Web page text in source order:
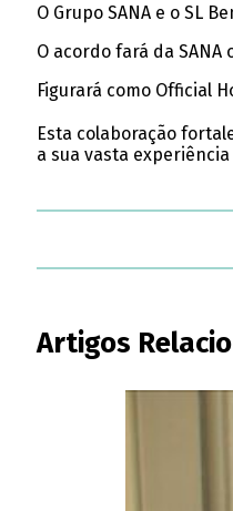
O Grupo SANA e o SL
O acordo fará da
Figurará como Official
Esta colaboração
a sua vasta
Artigos